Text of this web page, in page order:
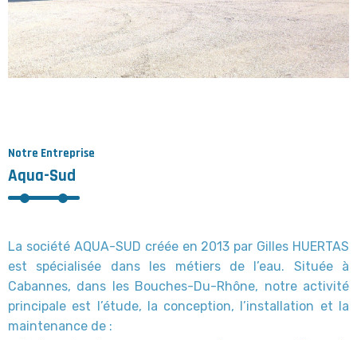
Notre Entreprise
Aqua-Sud
La société AQUA-SUD créée en 2013 par Gilles HUERTAS
est spécialisée dans les métiers de l’eau. Située à
Cabannes, dans les Bouches-Du-Rhône, notre activité
principale est l’étude, la conception, l’installation et la
maintenance de :